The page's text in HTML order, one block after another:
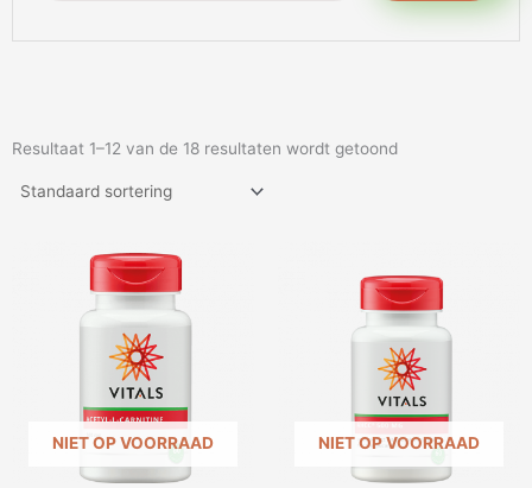
Resultaat 1–12 van de 18 resultaten wordt getoond
NIET OP VOORRAAD NIET OP VOORRAAD